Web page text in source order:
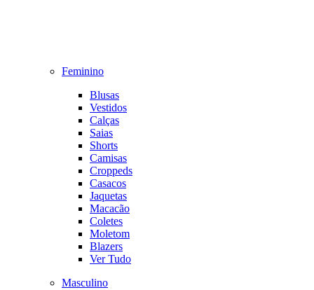
Feminino
Blusas
Vestidos
Calças
Saias
Shorts
Camisas
Croppeds
Casacos
Jaquetas
Macacão
Coletes
Moletom
Blazers
Ver Tudo
Masculino